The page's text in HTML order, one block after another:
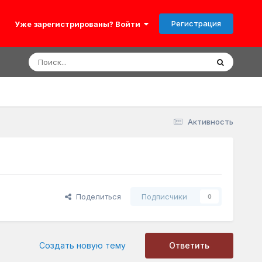
Уже зарегистрированы? Войти Регистрация
Активность
Поделиться Подписчики 0
Ответить
Создать новую тему